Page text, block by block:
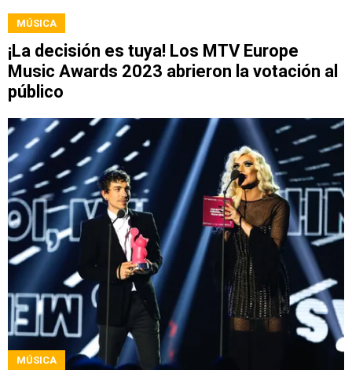
MÚSICA
¡La decisión es tuya! Los MTV Europe
Music Awards 2023 abrieron la votación al
público
MÚSICA